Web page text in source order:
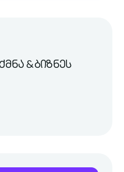
& ბიზნეს